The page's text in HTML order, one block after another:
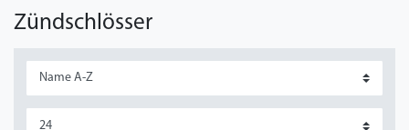
Zündschlösser